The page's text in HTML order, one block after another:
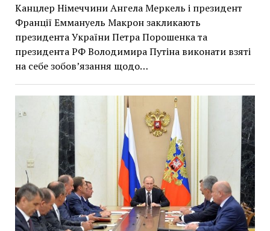
Канцлер Німеччини Ангела Меркель і президент
Франції Еммануель Макрон закликають
президента України Петра Порошенка та
президента РФ Володимира Путіна виконати взяті
на себе зобов’язання щодо…